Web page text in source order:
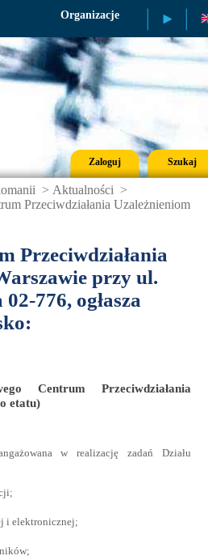
Organizacje
Zaloguj Szukaj
> Aktualności >
Przeciwdziałania Uzależnieniom
Przeciwdziałania
przy ul.
776, ogłasza
Centrum Przeciwdziałania
etatu)
w realizację zadań Działu
i elektronicznej;